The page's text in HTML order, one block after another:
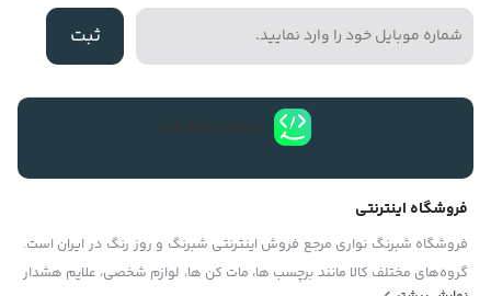
برش حروف ، آرم و لوگو میباشد . ولی این متریال مصارف دیگری نیز
دارد که به این موارد میتوان اشاره نمود : ۱- به عنوان خطوط راهنما در
برندد کردن خودروهای پلیس ، تاکسی ها ، آمبولانسها ، یدک کش ها ،
مراجعین ادارات ، بیمارستها ، شرکتها و ارگانها. ۴- برش لوگو و آرم
ثبت
فروشگاه اینترنتی
فروشگاه شبرنگ نواری مرجع فروش اینترنتی شبرنگ و روز رنگ در ایران است.
گروه‏‏‌های مختلف کالا مانند برچسب ها، مات کن ها، لوازم شخصی، علایم هشدار